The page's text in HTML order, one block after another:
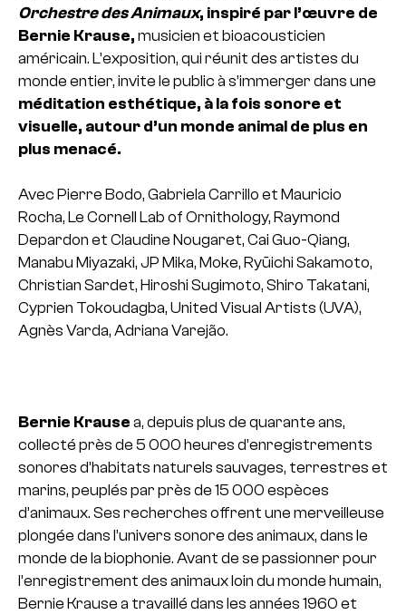
Orchestre des Animaux, inspiré par l’œuvre de
Bernie Krause, musicien et bioacousticien
américain. L’exposition, qui réunit des artistes du
monde entier, invite le public à s’immerger dans une
méditation esthétique, à la fois sonore et
visuelle, autour d’un monde animal de plus en
plus menacé.
Avec Pierre Bodo, Gabriela Carrillo et Mauricio
Rocha, Le Cornell Lab of Ornithology, Raymond
Depardon et Claudine Nougaret, Cai Guo-Qiang,
Manabu Miyazaki, JP Mika, Moke, Ryūichi Sakamoto,
Christian Sardet, Hiroshi Sugimoto, Shiro Takatani,
Cyprien Tokoudagba, United Visual Artists (UVA),
Agnès Varda, Adriana Varejão.
Bernie Krause a, depuis plus de quarante ans,
collecté près de 5 000 heures d’enregistrements
sonores d’habitats naturels sauvages, terrestres et
marins, peuplés par près de 15 000 espèces
d’animaux. Ses recherches offrent une merveilleuse
plongée dans l’univers sonore des animaux, dans le
monde de la biophonie. Avant de se passionner pour
l’enregistrement des animaux loin du monde humain,
Bernie Krause a travaillé dans les années 1960 et